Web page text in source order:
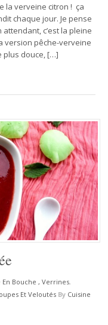
la verveine citron ! ça
chaque jour. Je pense
c’est la pleine
version pêche-verveine
plus douce, […]
Bouche , Verrines,
Et Veloutés By Cuisine